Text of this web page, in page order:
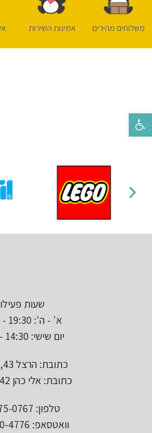
פתח סרגל נגישות
משלוחים מהירים אמינות השירות
שעות
א' - ה': 19:30 - 08:30
יום שישי: 14:30 - 08:30
כתובת: הרצל 43, אשקלון
כתובת: אלי כהן 42, אשקלון
טלפון: 08-675-0767
וואטסאפ: 055-980-4776